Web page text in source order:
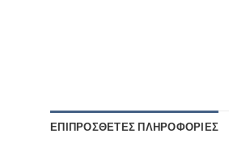
ΕΠΙΠΡΌΣΘΕΤΕΣ ΠΛΗΡΟΦΟΡΊΕΣ